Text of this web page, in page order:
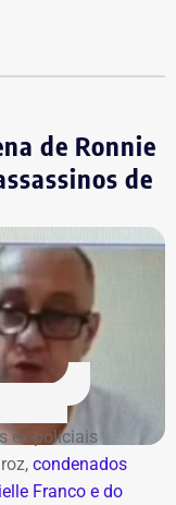
de despesas.
de
e altera a
a concentrar a
ecossistema de
incluindo
a Uerj, a Uen; , a
de fomento e
Codin, a Jucerja,
estratégicos
em exercício,
e segue os
eficiência,
de Ronnie
de
ex-policiais
condenados
Franco e do